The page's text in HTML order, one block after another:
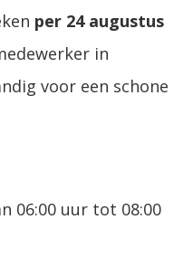
per 24 augustus
in
voor een schone
06:00 uur tot 08:00